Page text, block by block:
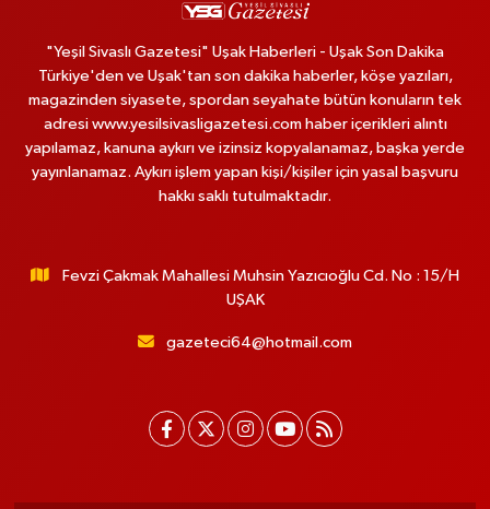
"Yeşil Sivaslı Gazetesi" Uşak Haberleri - Uşak Son Dakika
Türkiye'den ve Uşak'tan son dakika haberler, köşe yazıları,
magazinden siyasete, spordan seyahate bütün konuların tek
adresi www.yesilsivasligazetesi.com haber içerikleri alıntı
yapılamaz, kanuna aykırı ve izinsiz kopyalanamaz, başka yerde
yayınlanamaz. Aykırı işlem yapan kişi/kişiler için yasal başvuru
hakkı saklı tutulmaktadır.
Fevzi Çakmak Mahallesi Muhsin Yazıcıoğlu Cd. No : 15/H
UŞAK
gazeteci64@hotmail.com